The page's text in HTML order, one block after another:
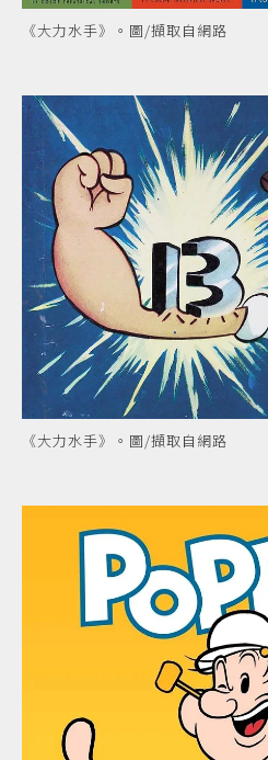
《大力水手》。圖/擷取自網路
《大力水手》。圖/擷取自網路